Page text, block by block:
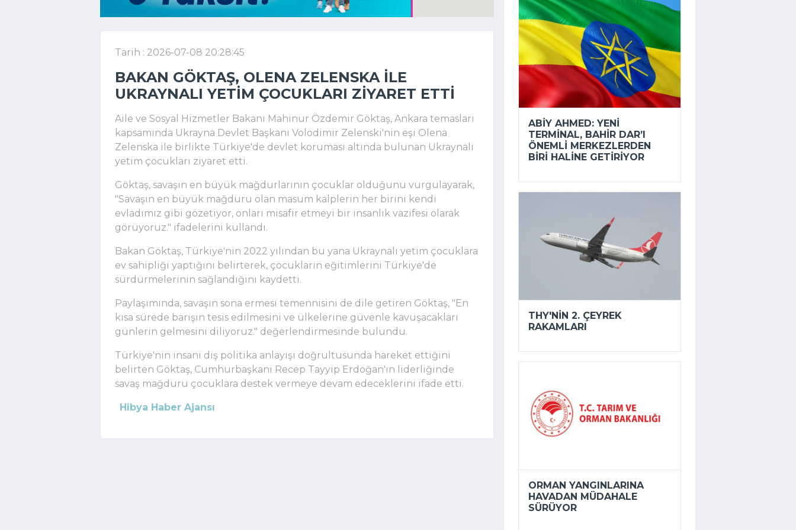
Tarih : 2026-07-08 20:28:45
BAKAN GÖKTAŞ, OLENA ZELENSKA ILE
UKRAYNALI YETIM ÇOCUKLARI ZIYARET ETTI
Aile ve Sosyal Hizmetler Bakanı Mahinur Özdemir Göktaş, Ankara temasları
kapsamında Ukrayna Devlet Başkanı Volodimir Zelenski'nin eşi Olena
Zelenska ile birlikte Türkiye'de devlet koruması altında bulunan Ukraynalı
yetim çocukları ziyaret etti.
Göktaş, savaşın en büyük mağdurlarının çocuklar olduğunu vurgulayarak,
"Savaşın en büyük mağduru olan masum kalplerin her birini kendi
evladımız gibi gözetiyor, onları misafir etmeyi bir insanlık vazifesi olarak
görüyoruz." ifadelerini kullandı.
Bakan Göktaş, Türkiye'nin 2022 yılından bu yana Ukraynalı yetim çocuklara
ev sahipliği yaptığını belirterek, çocukların eğitimlerini Türkiye'de
sürdürmelerinin sağlandığını kaydetti.
Paylaşımında, savaşın sona ermesi temennisini de dile getiren Göktaş, "En
kısa sürede barışın tesis edilmesini ve ülkelerine güvenle kavuşacakları
günlerin gelmesini diliyoruz." değerlendirmesinde bulundu.
Türkiye'nin insani dış politika anlayışı doğrultusunda hareket ettiğini
belirten Göktaş, Cumhurbaşkanı Recep Tayyip Erdoğan'ın liderliğinde
savaş mağduru çocuklara destek vermeye devam edeceklerini ifade etti.
Hibya Haber Ajansı
ABIY AHMED: YENI
TERMINAL, BAHIR DAR’I
ÖNEMLI MERKEZLERDEN
BIRI HALINE GETIRIYOR
THY'NIN 2. ÇEYREK
RAKAMLARI
ORMAN YANGINLARINA
HAVADAN MÜDAHALE
SÜRÜYOR